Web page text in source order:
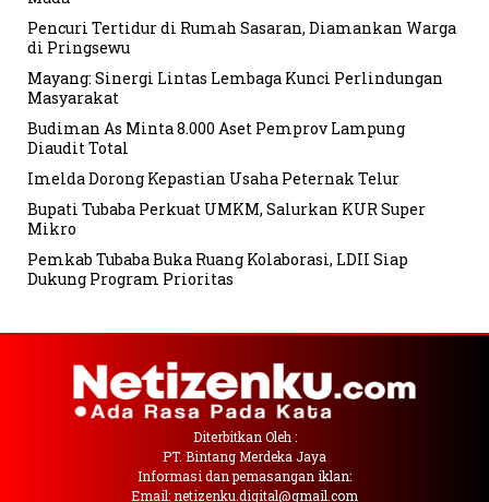
Pencuri Tertidur di Rumah Sasaran, Diamankan Warga
di Pringsewu
Mayang: Sinergi Lintas Lembaga Kunci Perlindungan
Masyarakat
Budiman As Minta 8.000 Aset Pemprov Lampung
Diaudit Total
Imelda Dorong Kepastian Usaha Peternak Telur
Bupati Tubaba Perkuat UMKM, Salurkan KUR Super
Mikro
Pemkab Tubaba Buka Ruang Kolaborasi, LDII Siap
Dukung Program Prioritas
Diterbitkan Oleh :
PT. Bintang Merdeka Jaya
Informasi dan pemasangan iklan:
Email: netizenku.digital@gmail.com